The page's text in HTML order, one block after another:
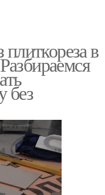
плиткореза в
без